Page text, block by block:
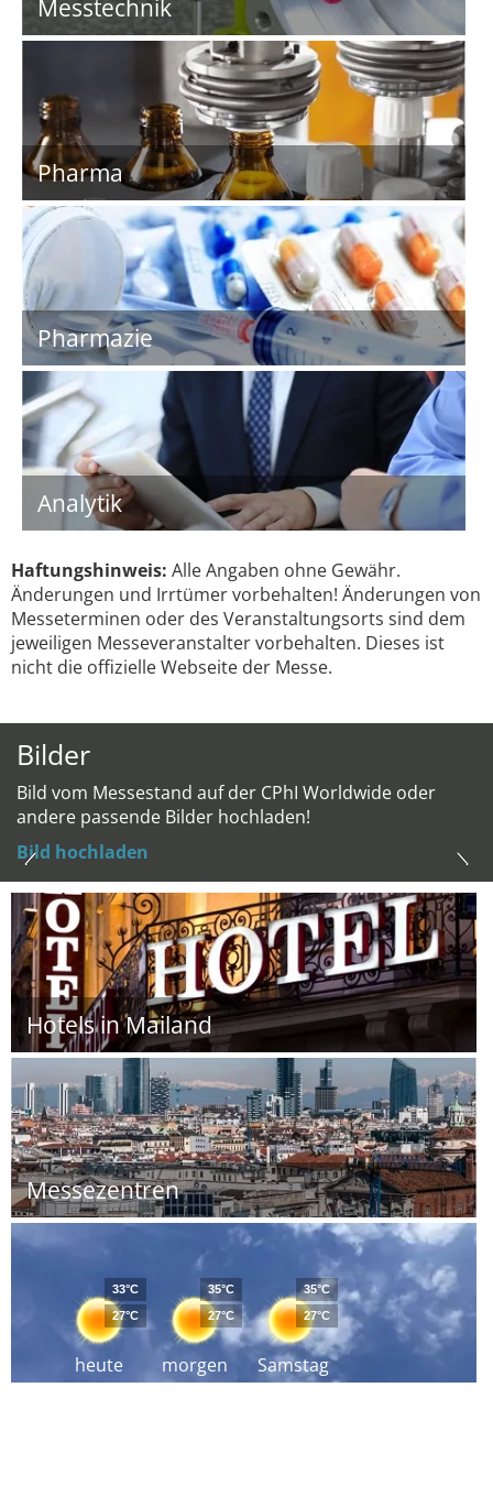
Messtechnik
Pharma
Pharmazie
Analytik
Haftungshinweis: Alle Angaben ohne Gewähr.
Änderungen und Irrtümer vorbehalten! Änderungen von
Messeterminen oder des Veranstaltungsorts sind dem
jeweiligen Messeveranstalter vorbehalten. Dieses ist
nicht die offizielle Webseite der Messe.
Bilder
Bild vom Messestand auf der CPhI Worldwide oder
andere passende Bilder hochladen!
Bild hochladen
Hotels in Mailand
Messezentren
heute
33°C
27°C
morgen
35°C
27°C
Samstag
35°C
27°C